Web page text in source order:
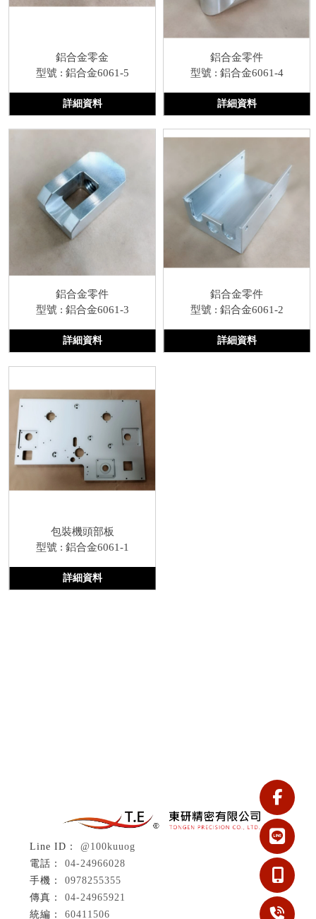
鋁合金零金
型號 : 鋁合金6061-5
詳細資料
鋁合金零件
型號 : 鋁合金6061-4
詳細資料
鋁合金零件
型號 : 鋁合金6061-3
詳細資料
鋁合金零件
型號 : 鋁合金6061-2
詳細資料
包裝機頭部板
型號 : 鋁合金6061-1
詳細資料
@100kuuog
04-24966028
0978255355
04-24965921
60411506